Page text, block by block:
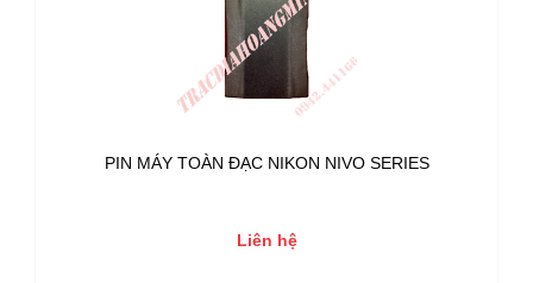
PIN MÁY TOÀN ĐẠC NIKON NIVO SERIES
Liên hệ